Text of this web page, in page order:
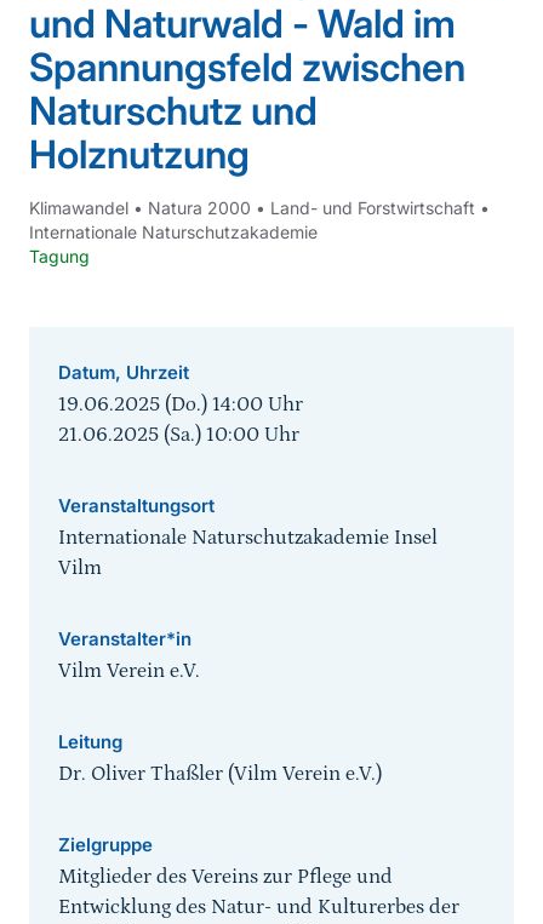
und Naturwald - Wald im
Spannungsfeld zwischen
Naturschutz und
Holznutzung
Klimawandel • Natura 2000 • Land- und Forstwirtschaft •
Internationale Naturschutzakademie
Tagung
Datum, Uhrzeit
19.06.2025 (Do.) 14:00 Uhr
21.06.2025 (Sa.) 10:00 Uhr
Veranstaltungsort
Internationale Naturschutzakademie Insel
Vilm
Veranstalter*in
Vilm Verein e.V.
Leitung
Dr. Oliver Thaßler (Vilm Verein e.V.)
Zielgruppe
Mitglieder des Vereins zur Pflege und
Entwicklung des Natur- und Kulturerbes der